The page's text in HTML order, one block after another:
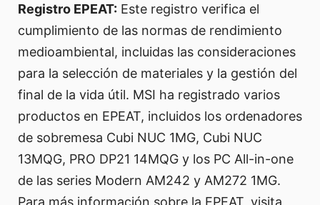
Registro EPEAT: Este registro verifica el
cumplimiento de las normas de rendimiento
medioambiental, incluidas las consideraciones
para la selección de materiales y la gestión del
final de la vida útil. MSI ha registrado varios
productos en EPEAT, incluidos los ordenadores
de sobremesa Cubi NUC 1MG, Cubi NUC
13MQG, PRO DP21 14MQG y los PC All-in-one
de las series Modern AM242 y AM272 1MG.
Para más información sobre la EPEAT, visita